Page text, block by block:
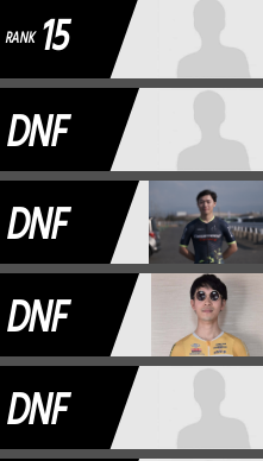
RANK 15
DNF
DNF
DNF
DNF